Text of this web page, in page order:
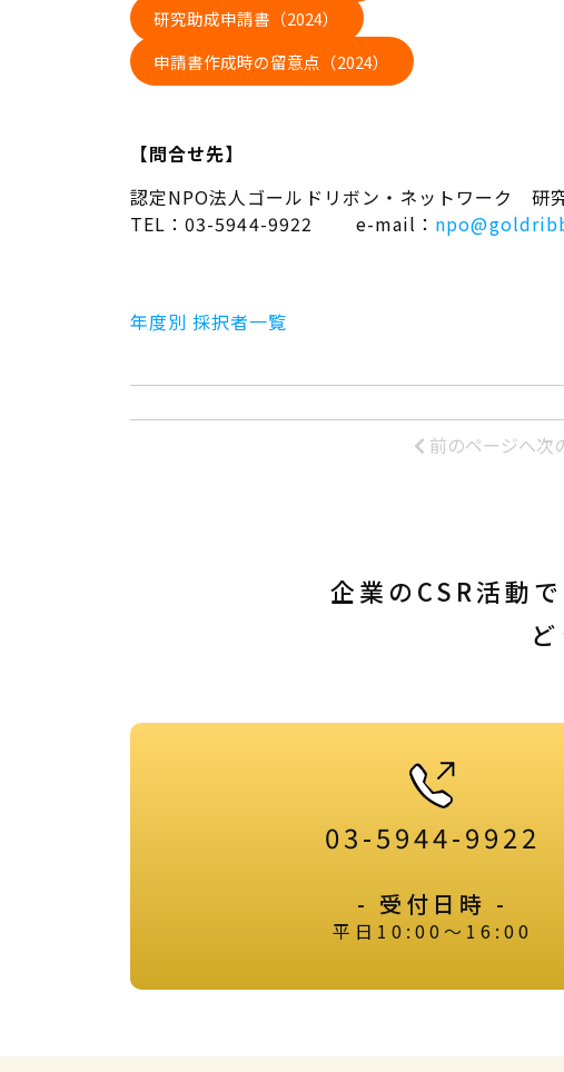
研究助成申請書（2024）
申請書作成時の留意点（2024）
【問合せ先】
認定NPO法人ゴールドリボン・ネットワーク 研
TEL：03-5944-9922 e-mail：
年度別 採択者一覧
前のページへ次
企業のCSR活動
03-5944-9922
- 受付日時 -
平日10:00～16:00